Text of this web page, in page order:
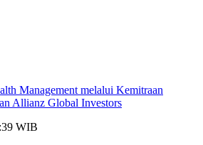
Management melalui Kemitraan
Allianz Global Investors
WIB